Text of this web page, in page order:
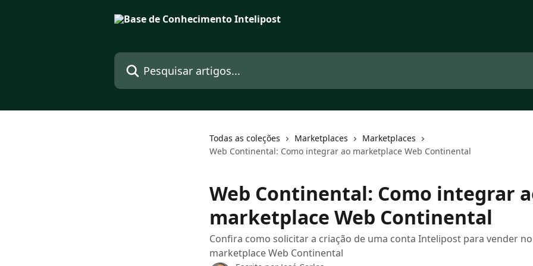
Pesquisar artigos...
Todas as coleções Marketplaces
Marketplaces
Web Continental: Como integrar ao marketplace Web Continental
Web Continental: Como integrar
marketplace Web Continental
Confira como solicitar a criação de uma conta Intelipost para vender no
marketplace Web Continental